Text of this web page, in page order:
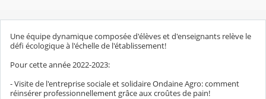
Une équipe dynamique composée d'élèves et d'enseignants relève le
défi écologique à l'échelle de l'établissement!
Pour cette année 2022-2023:
- Visite de l'entreprise sociale et solidaire Ondaine Agro: comment
réinsérer professionnellement grâce aux croûtes de pain!